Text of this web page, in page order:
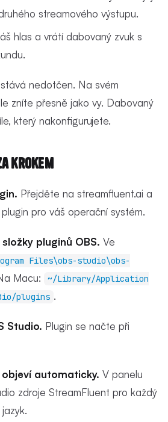
streamového výstupu.
hlas a vrátí dabovaný zvuk s
nedotčen. Na svém
zníte přesně jako vy. Dabovaný
který nakonfigurujete.
krokem
Přejděte na streamfluent.ai a
pro váš operační systém.
pluginů OBS. Ve
Files\obs-studio\obs-
Macu:
~/Library/Application
plugins .
Studio. Plugin se načte při
automaticky. V panelu
zdroje StreamFluent pro každý